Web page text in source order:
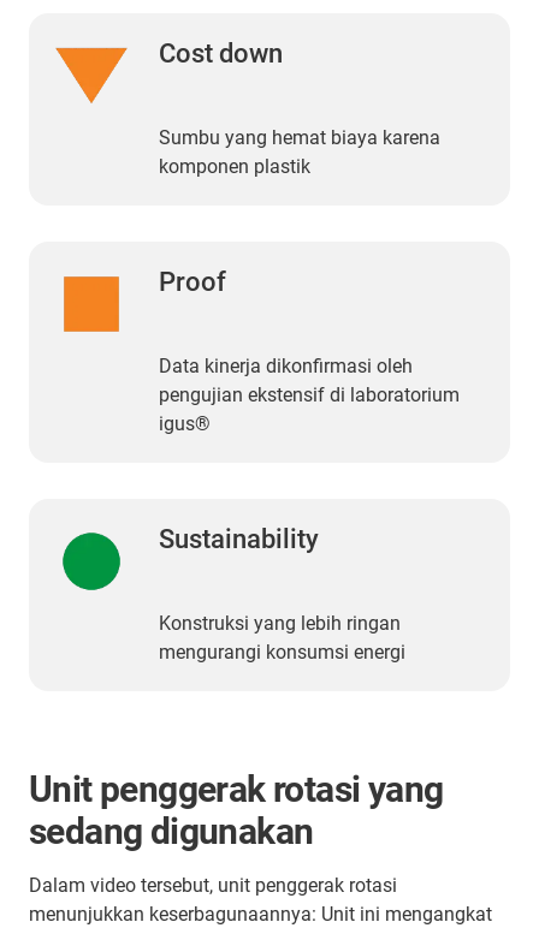
Cost down
Sumbu yang hemat biaya karena
komponen plastik
Proof
Data kinerja dikonfirmasi oleh
pengujian ekstensif di laboratorium
igus®
Sustainability
Konstruksi yang lebih ringan
mengurangi konsumsi energi
Unit penggerak rotasi yang
sedang digunakan
Dalam video tersebut, unit penggerak rotasi
menunjukkan keserbagunaannya: Unit ini mengangkat